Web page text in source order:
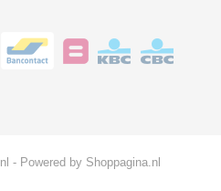
- Powered by Shoppagina.nl